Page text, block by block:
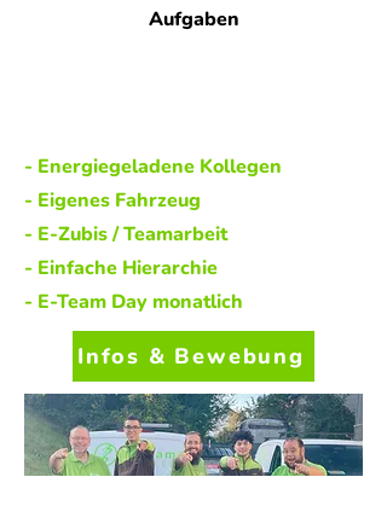
Aufgaben
- Energiegeladene Kollegen
- Eigenes Fahrzeug
- E-Zubis / Teamarbeit
- Einfache Hierarchie
- E-Team Day monatlich
Infos & Bewebung